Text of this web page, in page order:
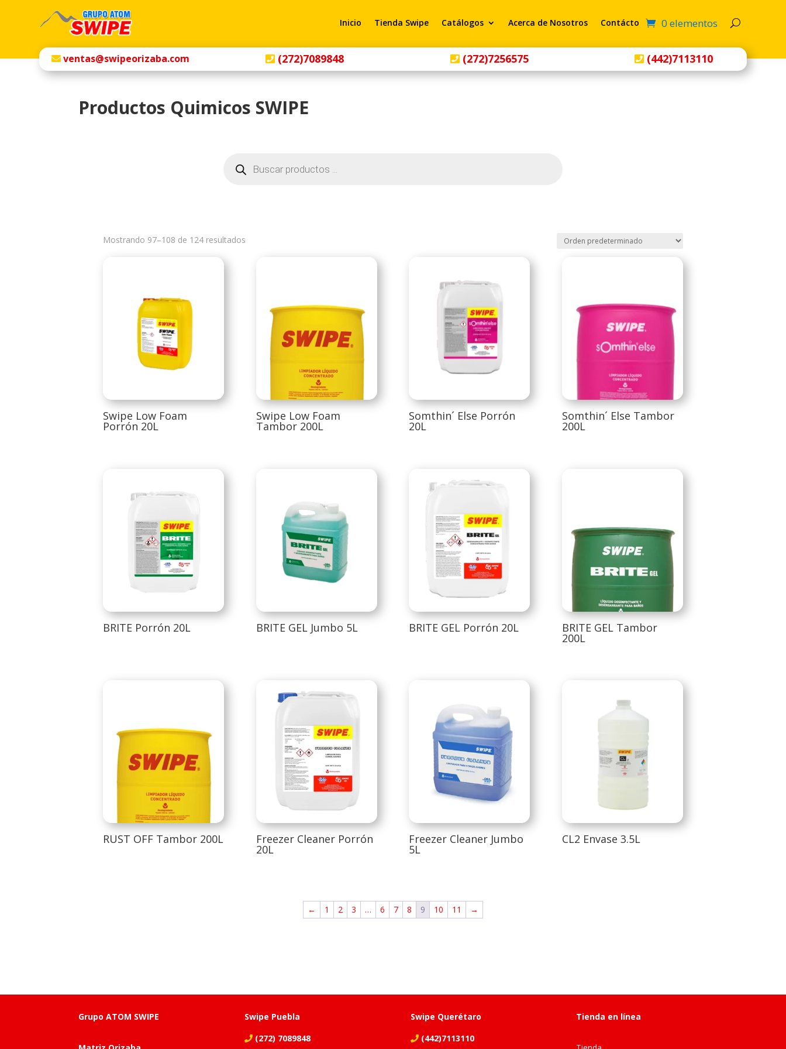
Inicio Tienda Swipe Catálogos Acerca de Nosotros Contácto 0 elementos
ventas@swipeorizaba.com (272)7089848 (272)7256575 (442)7113110
Productos Quimicos SWIPE
productos
Mostrando 97–108 de 124 resultados
Swipe Low Foam
Porrón 20L
Swipe Low Foam
Tambor 200L
Somthin´ Else Porrón
20L
Somthin´ Else Tambor
200L
BRITE Porrón 20L BRITE GEL Jumbo 5L BRITE GEL Porrón 20L BRITE GEL Tambor
200L
RUST OFF Tambor 200L Freezer Cleaner Porrón
20L
Freezer Cleaner Jumbo
5L
CL2 Envase 3.5L
← 1 2 3 … 6 7 8 9 10 11 →
Grupo ATOM SWIPE
Swipe Puebla
(272) 7089848
Swipe Querétaro
(442)7113110
Tienda en línea